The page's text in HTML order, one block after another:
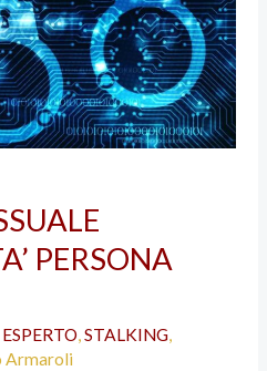
PERSONA
,STALKING,
Armaroli